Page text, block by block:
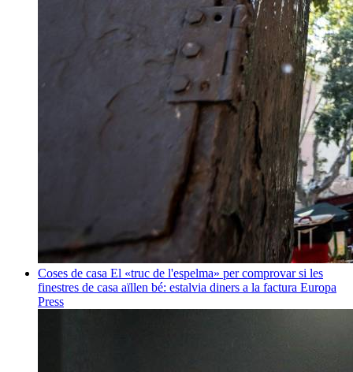
Coses de casa El «truc de l'espelma» per comprovar si les
finestres de casa aïllen bé: estalvia diners a la factura Europa
Press